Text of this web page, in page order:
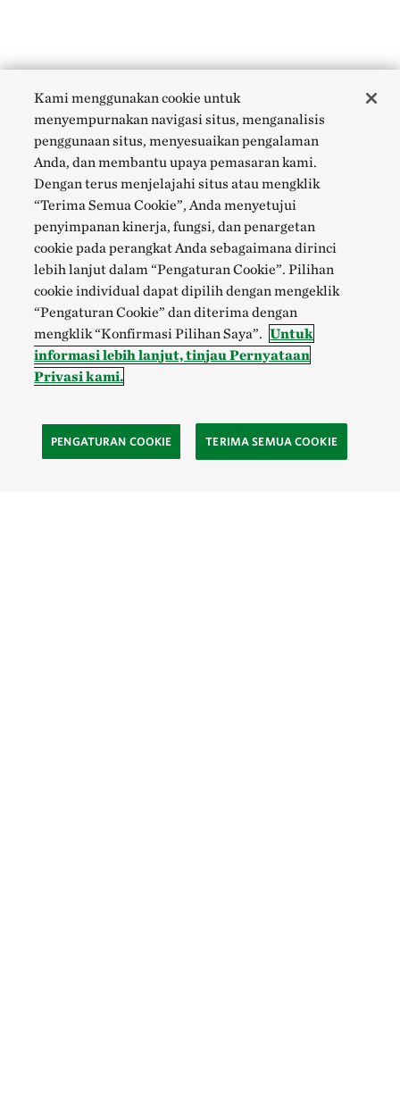
Kami menggunakan cookie untuk
menyempurnakan navigasi situs, menganalisis
penggunaan situs, menyesuaikan pengalaman
Anda, dan membantu upaya pemasaran kami.
Dengan terus menjelajahi situs atau mengklik
“Terima Semua Cookie”, Anda menyetujui
penyimpanan kinerja, fungsi, dan penargetan
cookie pada perangkat Anda sebagaimana dirinci
lebih lanjut dalam “Pengaturan Cookie”. Pilihan
cookie individual dapat dipilih dengan mengeklik
“Pengaturan Cookie” dan diterima dengan
mengklik “Konfirmasi Pilihan Saya”. Untuk
informasi lebih lanjut, tinjau Pernyataan
Privasi kami.
PENGATURAN COOKIE TERIMA SEMUA COOKIE